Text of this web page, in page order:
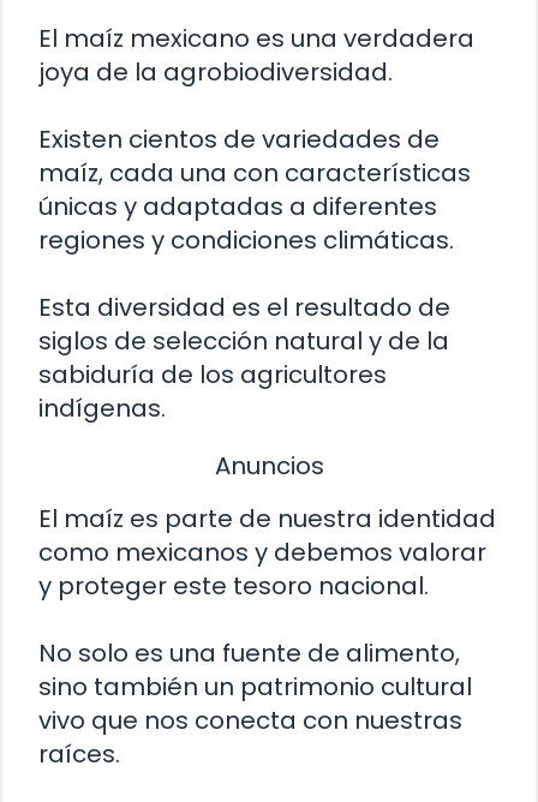
El maíz mexicano es una verdadera
joya de la agrobiodiversidad.
Existen cientos de variedades de
maíz, cada una con características
únicas y adaptadas a diferentes
regiones y condiciones climáticas.
Esta diversidad es el resultado de
siglos de selección natural y de la
sabiduría de los agricultores
indígenas.
Anuncios
El maíz es parte de nuestra identidad
como mexicanos y debemos valorar
y proteger este tesoro nacional.
No solo es una fuente de alimento,
sino también un patrimonio cultural
vivo que nos conecta con nuestras
raíces.